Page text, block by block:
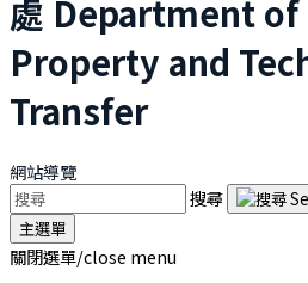
處 Department
Property and
Transfer
網站導覽
搜尋
主選單
關閉選單/close menu